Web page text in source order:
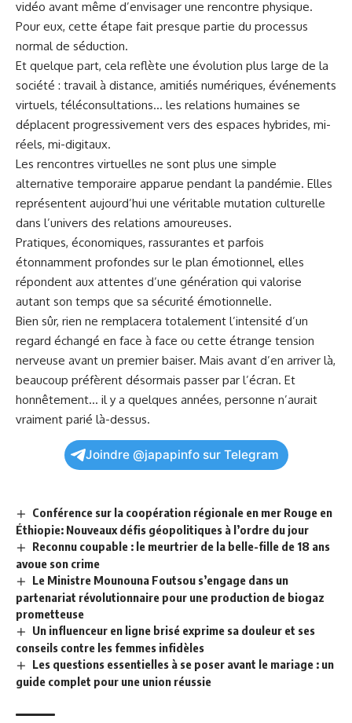
vidéo avant même d’envisager une rencontre physique.
Pour eux, cette étape fait presque partie du processus
normal de séduction.
Et quelque part, cela reflète une évolution plus large de la
société : travail à distance, amitiés numériques, événements
virtuels, téléconsultations… les relations humaines se
déplacent progressivement vers des espaces hybrides, mi-
réels, mi-digitaux.
Les rencontres virtuelles ne sont plus une simple
alternative temporaire apparue pendant la pandémie. Elles
représentent aujourd’hui une véritable mutation culturelle
dans l’univers des relations amoureuses.
Pratiques, économiques, rassurantes et parfois
étonnamment profondes sur le plan émotionnel, elles
répondent aux attentes d’une génération qui valorise
autant son temps que sa sécurité émotionnelle.
Bien sûr, rien ne remplacera totalement l’intensité d’un
regard échangé en face à face ou cette étrange tension
nerveuse avant un premier baiser. Mais avant d’en arriver là,
beaucoup préfèrent désormais passer par l’écran. Et
honnêtement… il y a quelques années, personne n’aurait
vraiment parié là-dessus.
Joindre @japapinfo sur Telegram
Conférence sur la coopération régionale en mer Rouge en
Éthiopie: Nouveaux défis géopolitiques à l’ordre du jour
Reconnu coupable : le meurtrier de la belle-fille de 18 ans
avoue son crime
Le Ministre Mounouna Foutsou s’engage dans un
partenariat révolutionnaire pour une production de biogaz
prometteuse
Un influenceur en ligne brisé exprime sa douleur et ses
conseils contre les femmes infidèles
Les questions essentielles à se poser avant le mariage : un
guide complet pour une union réussie